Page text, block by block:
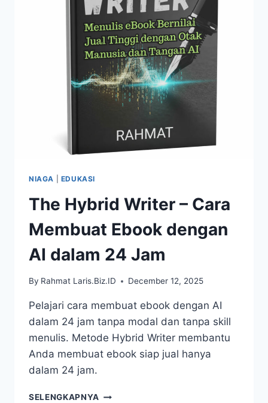
NIAGA EDUKASI
The Hybrid Writer – Cara
Membuat Ebook dengan
AI dalam 24 Jam
By Rahmat Laris.Biz.ID December 12, 2025
Pelajari cara membuat ebook dengan AI
dalam 24 jam tanpa modal dan tanpa skill
menulis. Metode Hybrid Writer membantu
Anda membuat ebook siap jual hanya
dalam 24 jam.
SELENGKAPNYA THE